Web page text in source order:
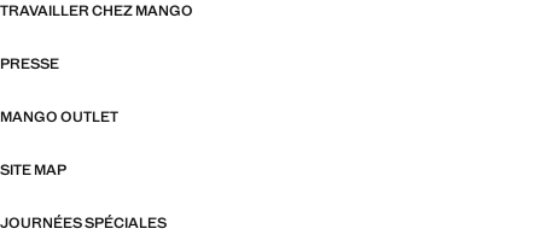
TRAVAILLER CHEZ MANGO
PRESSE
MANGO OUTLET
SITE MAP
JOURNÉES SPÉCIALES